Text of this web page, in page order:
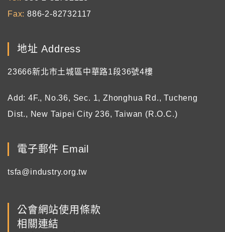
Fax 886-2-82732117
地址 Address
23666新北市土城區中華路1段36號4樓
Add: 4F., No.36, Sec. 1, Zhonghua Rd., Tucheng
Dist., New Taipei City 236, Taiwan (R.O.C.)
電子郵件 Email
tsfa@industry.org.tw
公會網站使用條款
相關連結